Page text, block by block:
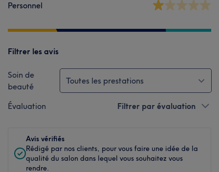
Personnel
Filtrer les avis
Soin de
beauté
Toutes les prestations
Évaluation Filtrer par évaluation
Avis vérifiés
Rédigé par nos clients, pour vous faire une idée de la
qualité du salon dans lequel vous souhaitez vous
rendre.